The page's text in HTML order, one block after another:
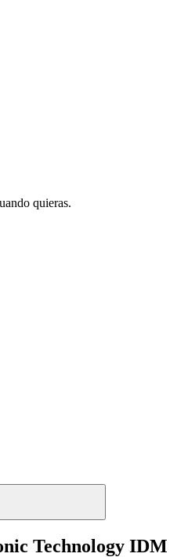
quieras.
Technology IDM